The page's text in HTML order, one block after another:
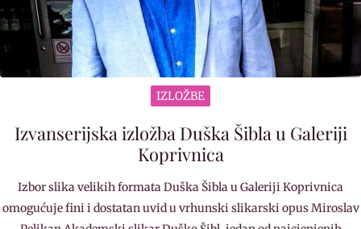
IZLOŽBE
Izvanserijska izložba Duška Šibla u Galeriji
Koprivnica
Izbor slika velikih formata Duška Šibla u Galeriji Koprivnica
omogućuje fini i dostatan uvid u vrhunski slikarski opus Miroslav